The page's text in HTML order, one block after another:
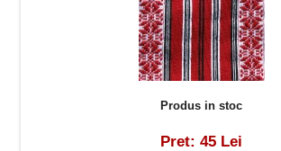
Produs in stoc
Pret: 45 Lei